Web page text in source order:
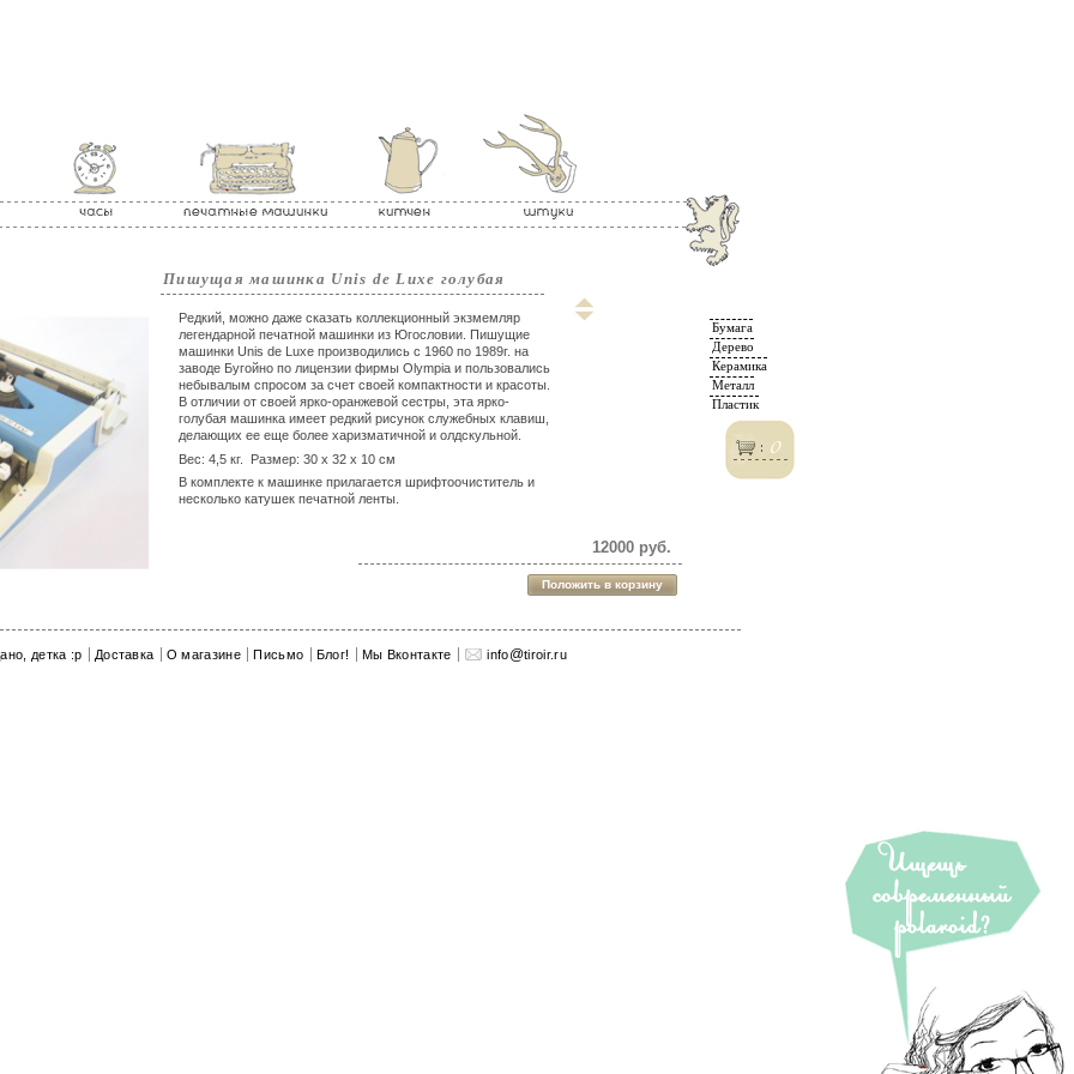
0
Пишущая машинка Unis de Luxe голубая
Редкий, можно даже сказать коллекционный экзмемляр
легендарной печатной машинки из Югословии. Пишущие
машинки Unis de Luxe производились с 1960 по 1989г. на
заводе Бугойно по лицензии фирмы Olympia и пользовались
небывалым спросом за счет своей компактности и красоты.
В отличии от своей ярко-оранжевой сестры, эта ярко-
голубая машинка имеет редкий рисунок служебных клавиш,
делающих ее еще более харизматичной и олдскульной.
Вес: 4,5 кг. Размер: 30 x 32 x 10 см
В комплекте к машинке прилагается шрифтоочиститель и
несколько катушек печатной ленты.
12000 руб.
Бумага
Дерево
Керамика
Металл
Пластик
детка :p Доставка О магазине Письмо Блог! Мы Вконтакте info@tiroir.ru